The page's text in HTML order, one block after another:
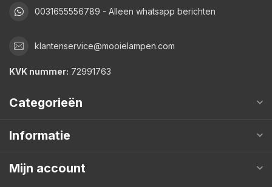
0031655556789 - Alleen whatsapp berichten
klantenservice@mooielampen.com
KVK nummer: 72991763
Categorieën
Informatie
Mijn account